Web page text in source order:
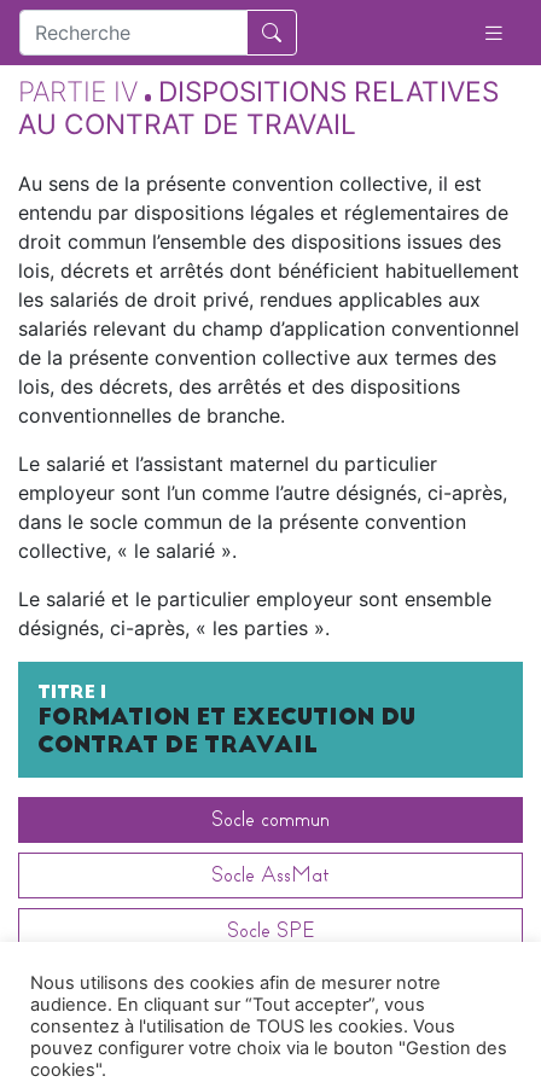
PARTIE IV
DISPOSITIONS RELATIVES
AU CONTRAT DE TRAVAIL
Au sens de la présente convention collective, il est
entendu par dispositions légales et réglementaires de
droit commun l’ensemble des dispositions issues des
lois, décrets et arrêtés dont bénéficient habituellement
les salariés de droit privé, rendues applicables aux
salariés relevant du champ d’application conventionnel
de la présente convention collective aux termes des
lois, des décrets, des arrêtés et des dispositions
conventionnelles de branche.
Le salarié et l’assistant maternel du particulier
employeur sont l’un comme l’autre désignés, ci-après,
dans le socle commun de la présente convention
collective, « le salarié ».
Le salarié et le particulier employeur sont ensemble
désignés, ci-après, « les parties ».
TITRE I
FORMATION ET EXECUTION DU
CONTRAT DE TRAVAIL
Socle commun
Socle AssMat
Socle SPE
Article102.1.2.3
Nous utilisons des cookies afin de mesurer notre
audience. En cliquant sur “Tout accepter”, vous
consentez à l'utilisation de TOUS les cookies. Vous
pouvez configurer votre choix via le bouton "Gestion des
cookies".